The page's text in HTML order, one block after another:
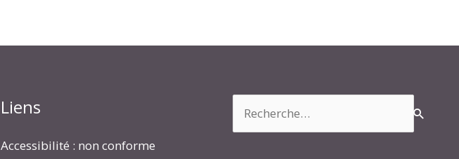
Liens
Accessibilité : non conforme